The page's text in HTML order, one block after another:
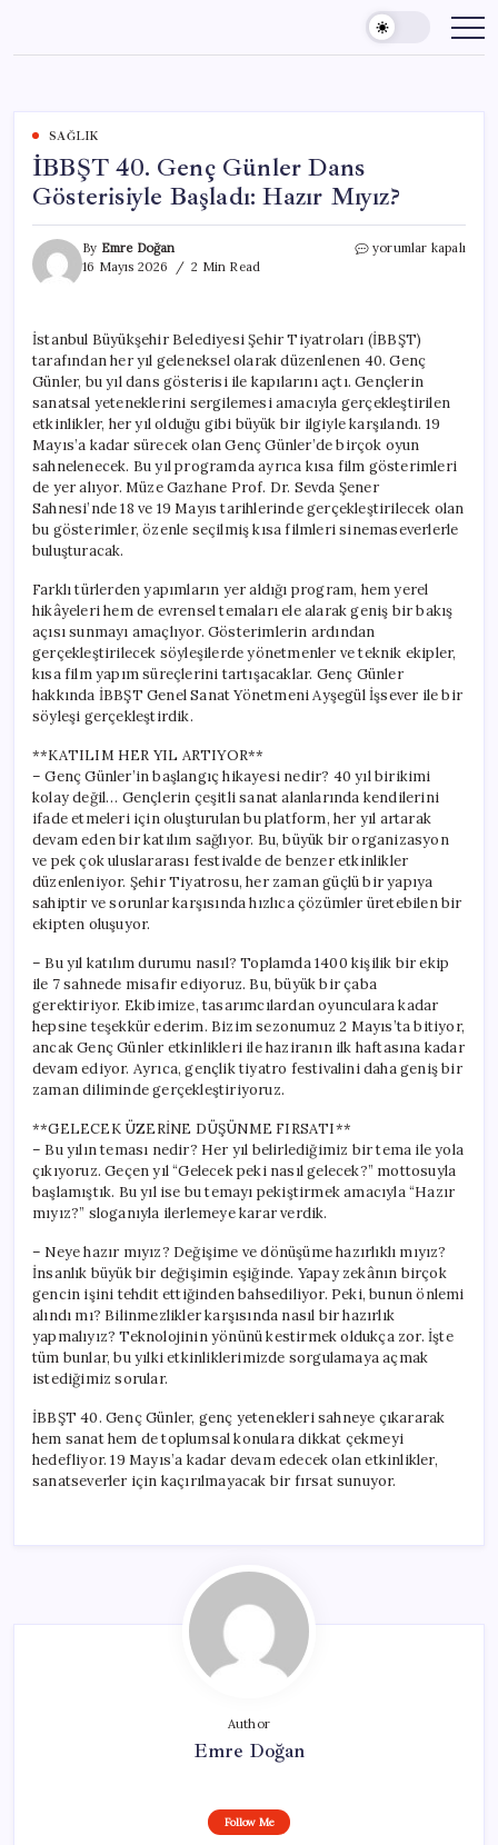
content
SAĞLIK
İBBŞT 40. Genç Günler Dans
Gösterisiyle Başladı: Hazır Mıyız?
By Emre Doğan
16 Mayıs 2026
2 Min Read
İBBŞT
Gösterisiyle
Başladı:
Hazır
Mıyız?
için
yorumlar kapalı
İstanbul Büyükşehir Belediyesi Şehir Tiyatroları (İBBŞT)
tarafından her yıl geleneksel olarak düzenlenen 40. Genç
Günler, bu yıl dans gösterisi ile kapılarını açtı. Gençlerin
sanatsal yeteneklerini sergilemesi amacıyla gerçekleştirilen
etkinlikler, her yıl olduğu gibi büyük bir ilgiyle karşılandı. 19
Mayıs’a kadar sürecek olan Genç Günler’de birçok oyun
sahnelenecek. Bu yıl programda ayrıca kısa film gösterimleri
de yer alıyor. Müze Gazhane Prof. Dr. Sevda Şener
Sahnesi’nde 18 ve 19 Mayıs tarihlerinde gerçekleştirilecek olan
bu gösterimler, özenle seçilmiş kısa filmleri sinemaseverlerle
buluşturacak.
Farklı türlerden yapımların yer aldığı program, hem yerel
hikâyeleri hem de evrensel temaları ele alarak geniş bir bakış
açısı sunmayı amaçlıyor. Gösterimlerin ardından
gerçekleştirilecek söyleşilerde yönetmenler ve teknik ekipler,
kısa film yapım süreçlerini tartışacaklar. Genç Günler
hakkında İBBŞT Genel Sanat Yönetmeni Ayşegül İşsever ile bir
söyleşi gerçekleştirdik.
**KATILIM HER YIL ARTIYOR**
– Genç Günler’in başlangıç hikayesi nedir? 40 yıl birikimi
kolay değil… Gençlerin çeşitli sanat alanlarında kendilerini
ifade etmeleri için oluşturulan bu platform, her yıl artarak
devam eden bir katılım sağlıyor. Bu, büyük bir organizasyon
ve pek çok uluslararası festivalde de benzer etkinlikler
düzenleniyor. Şehir Tiyatrosu, her zaman güçlü bir yapıya
sahiptir ve sorunlar karşısında hızlıca çözümler üretebilen bir
ekipten oluşuyor.
– Bu yıl katılım durumu nasıl? Toplamda 1400 kişilik bir ekip
ile 7 sahnede misafir ediyoruz. Bu, büyük bir çaba
gerektiriyor. Ekibimize, tasarımcılardan oyunculara kadar
hepsine teşekkür ederim. Bizim sezonumuz 2 Mayıs’ta bitiyor,
ancak Genç Günler etkinlikleri ile haziranın ilk haftasına kadar
devam ediyor. Ayrıca, gençlik tiyatro festivalini daha geniş bir
zaman diliminde gerçekleştiriyoruz.
**GELECEK ÜZERİNE DÜŞÜNME FIRSATI**
– Bu yılın teması nedir? Her yıl belirlediğimiz bir tema ile yola
çıkıyoruz. Geçen yıl “Gelecek peki nasıl gelecek?” mottosuyla
başlamıştık. Bu yıl ise bu temayı pekiştirmek amacıyla “Hazır
mıyız?” sloganıyla ilerlemeye karar verdik.
– Neye hazır mıyız? Değişime ve dönüşüme hazırlıklı mıyız?
İnsanlık büyük bir değişimin eşiğinde. Yapay zekânın birçok
gencin işini tehdit ettiğinden bahsediliyor. Peki, bunun önlemi
alındı mı? Bilinmezlikler karşısında nasıl bir hazırlık
yapmalıyız? Teknolojinin yönünü kestirmek oldukça zor. İşte
tüm bunlar, bu yılki etkinliklerimizde sorgulamaya açmak
istediğimiz sorular.
İBBŞT 40. Genç Günler, genç yetenekleri sahneye çıkararak
hem sanat hem de toplumsal konulara dikkat çekmeyi
hedefliyor. 19 Mayıs’a kadar devam edecek olan etkinlikler,
sanatseverler için kaçırılmayacak bir fırsat sunuyor.
Author
Emre Doğan
Follow Me